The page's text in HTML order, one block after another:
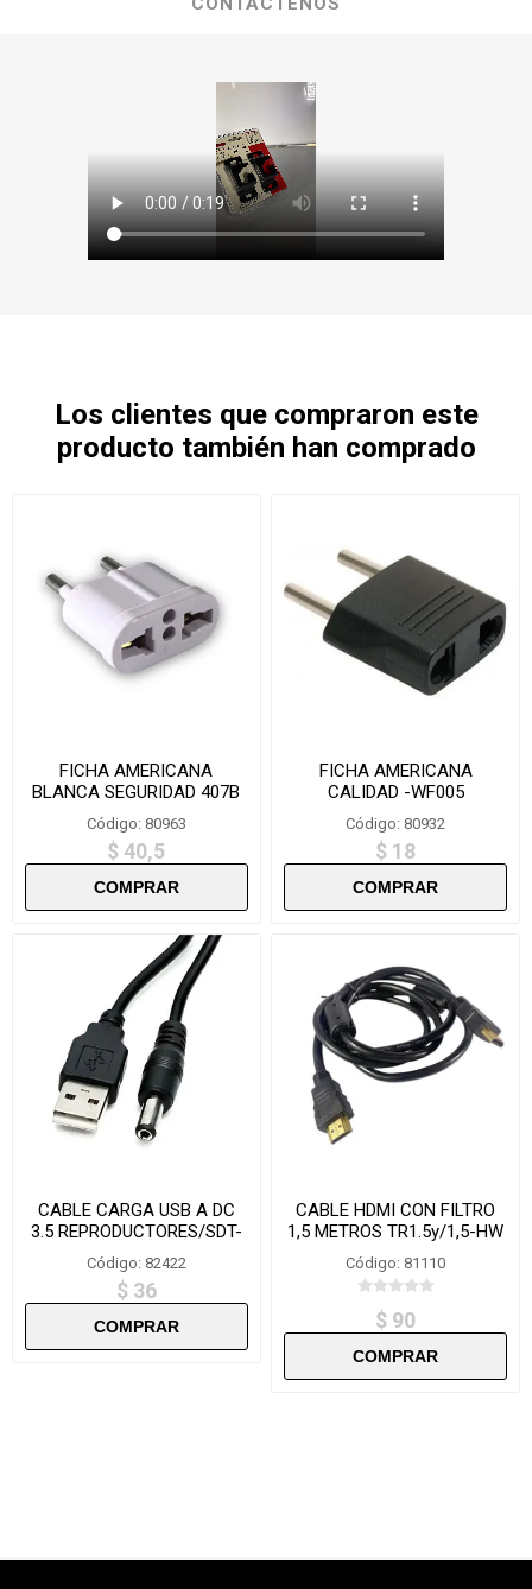
Los clientes que compraron este
producto también han comprado
FICHA AMERICANA
BLANCA SEGURIDAD 407B
Código: 80963
$ 40,5
FICHA AMERICANA
CALIDAD -WF005
Código: 80932
$ 18
CABLE CARGA USB A DC
3.5 REPRODUCTORES/SDT-
DC22 282M
Código: 82422
$ 36
CABLE HDMI CON FILTRO
1,5 METROS TR1.5y/1,5-HW
Código: 81110
$ 90